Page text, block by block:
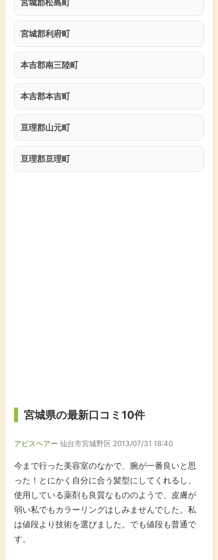
宮城郡松島町
宮城郡利府町
本吉郡南三陸町
本吉郡本吉町
亘理郡山元町
亘理郡亘理町
宮城県の最新口コミ10件
アピスヘアー 仙台市宮城野区 2013/07/31 18:40
今まで行った美容室のなかで、腕が一番良いと思
った！とにかく自分に合う髪型にしてくれるし、
使用している薬剤も良質なもののようで、皮膚が
弱い私でもカラーリングはしみませんでした。私
は値段より技術を選びました。でも値段も普通で
す。